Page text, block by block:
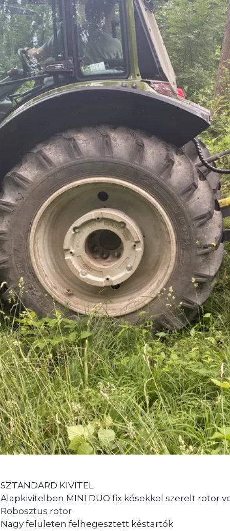
SZTANDARD KIVITEL
Alapkivitelben MINI DUO fix késekkel szerelt rotor
Robosztus rotor
Nagy felületen felhegesztett késtartók